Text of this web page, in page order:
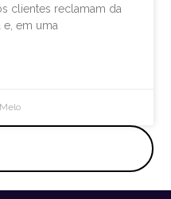
clientes reclamam da
e, em uma